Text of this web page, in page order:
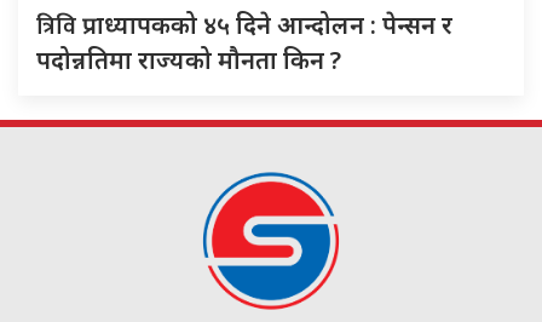
त्रिविप्राध्यापकको ४५ दिने आन्दोलन : पेन्सन र
पदोन्नतिमा राज्यको मौनता किन ?